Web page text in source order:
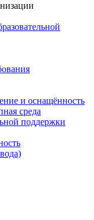
и оснащённость
среда
поддержки